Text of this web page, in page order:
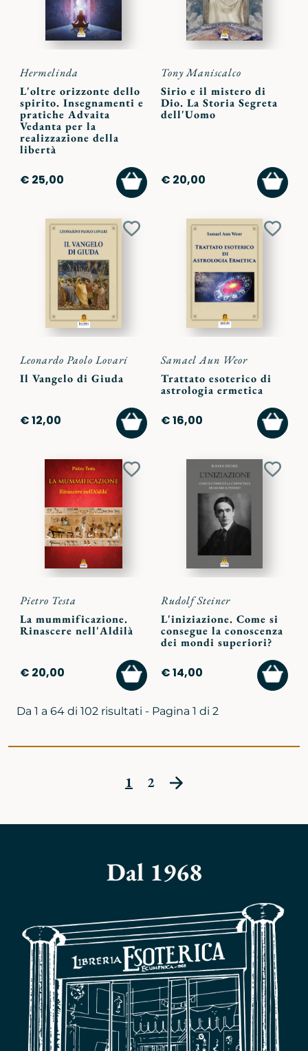
Hermelinda
L'oltre orizzonte dello
spirito. Insegnamenti e
pratiche Advaita
Vedanta per la
realizzazione della
libertà
€ 25,00
AGGIUNGI
AL
CARRELLO
Tony Maniscalco
Sirio e il mistero di
Dio. La Storia Segreta
dell'Uomo
€ 20,00
AL
Aggiungi
Leonardo Paolo Lovari
Il Vangelo di Giuda
€ 12,00
AGGIUNGI
AL
CARRELLO
Samael Aun Weor
Trattato esoterico di
astrologia ermetica
€ 16,00
AL
Aggiungi
Pietro Testa
La mummificazione.
Rinascere nell'Aldilà
€ 20,00
AGGIUNGI
AL
CARRELLO
Rudolf Steiner
L'iniziazione. Come si
consegue la conoscenza
dei mondi superiori?
€ 14,00
AL
Da 1 a 64 di 102 risultati - Pagina 1 di 2
1 2
Dal 1968